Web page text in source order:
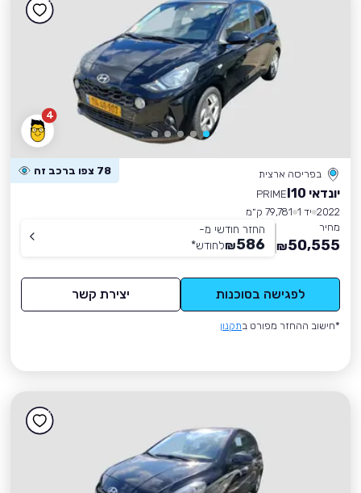
4
בפריסה ארצית 78 צפו ברכב זה
יונדאי I10
PRIME
2022 יד 1
79,781 ק״מ
מחיר
50,555
₪
החזר חודשי מ-
586
₪לחודש*
לפגישה בסוכנות יצירת קשר
*חישוב ההחזר מפורט בתקנון